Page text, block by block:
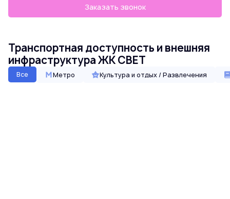
Заказать звонок
Транспортная доступность и внешняя
инфраструктура ЖК СВЕТ
Все Метро Культура и отдых / Развлечения